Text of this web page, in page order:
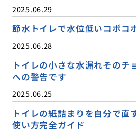
2025.06.29
節水トイレで水位低いコポコ
2025.06.28
トイレの小さな水漏れそのチ
への警告です
2025.06.25
トイレの紙詰まりを自分で直
使い方完全ガイド